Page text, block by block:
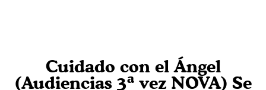
Cuidado con el Ángel
(Audiencias 3ª vez NOVA) Se